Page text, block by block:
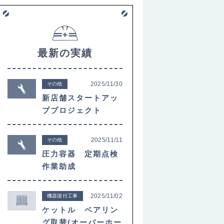
最新の実績
その他 2025/11/30
新店舗スタートアッ
ププロジェクト
その他 2025/11/11
圧力容器 定期点検
作業助成
機器据付工事 2025/11/02
ケットル ベアリン